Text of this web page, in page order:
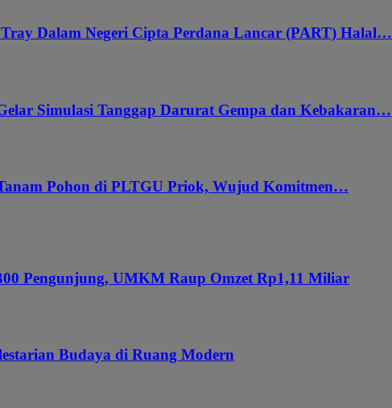
Dalam Negeri Cipta Perdana Lancar (PART) Halal…
Simulasi Tanggap Darurat Gempa dan Kebakaran…
Pohon di PLTGU Priok, Wujud Komitmen…
Pengunjung, UMKM Raup Omzet Rp1,11 Miliar
Budaya di Ruang Modern